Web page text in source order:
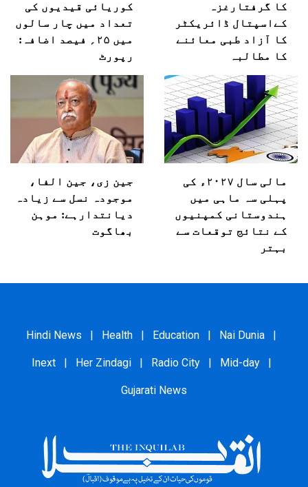
کا گرفتارغزہ
کےاسپتال ڈائریکٹر
کا آزاد طبی معائنے
کا مطالبہ
کوریائی قیدیوں کی
تعداد میں چار سالوں
میں ۲۵؍ فیصد اضافہ:
رپورٹ
مالی سال ۲۰۲۷ء کی
پہلی سہ ماہی میں
ہندوستانی کمپنیوں
کے نتائج توقعات سے
بہتر
جین زی، جین الفا،
موجودہ نسل سے زیادہ
دیانتدارہے: موہن
بھاگوت
Hindi News | Health | Education | Nai Dunia |
Inext | Her Zindagi | Radio City | Mid-day |
Gujarati News